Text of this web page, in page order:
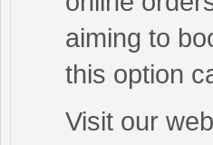
aiming to
this option
Visit our